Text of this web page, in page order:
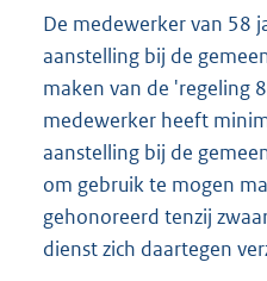
De medewerker van 58
aanstelling bij de
maken van de 'regeling
medewerker heeft
aanstelling bij de
om gebruik te mogen
gehonoreerd tenzij
dienst zich daartegen